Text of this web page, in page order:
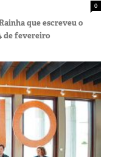
0
que escreveu o
de fevereiro